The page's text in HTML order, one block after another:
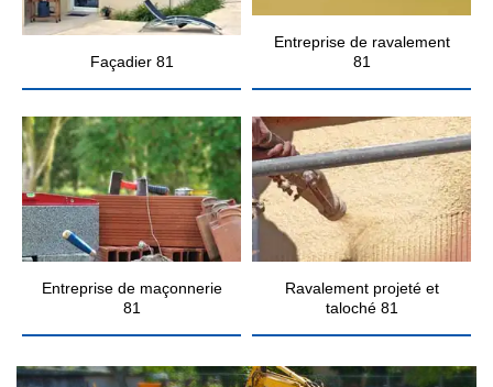
Façadier 81
Entreprise de ravalement
81
Entreprise de maçonnerie
81
Ravalement projeté et
taloché 81